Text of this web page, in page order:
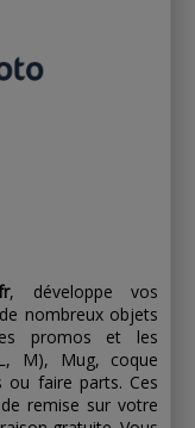
, développe vos
nombreux objets
les promos et les
M), Mug, coque
ou faire parts. Ces
remise sur votre